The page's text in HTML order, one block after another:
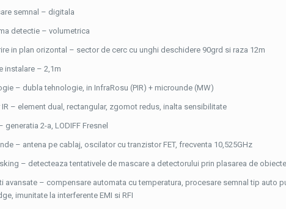
semnal – digitala
detectie – volumetrica
in plan orizontal – sector de cerc cu unghi deschidere 90grd si raza 12m
instalare – 2,1m
– dubla tehnologie, in InfraRosu (PIR) + microunde (MW)
IR – element dual, rectangular, zgomot redus, inalta sensibilitate
generatia 2-a, LODIFF Fresnel
– antena pe cablaj, oscilator cu tranzistor FET, frecventa 10,525GHz
– detecteaza tentativele de mascare a detectorului prin plasarea de
avansate – compensare automata cu temperatura, procesare semnal tip auto
imunitate la interferente EMI si RFI